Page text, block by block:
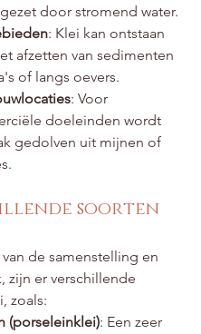
door stromend water.
: Klei kan ontstaan
afzetten van sedimenten
of langs oevers.
: Voor
doeleinden wordt
gedolven uit mijnen of
soorten
de samenstelling en
zijn er verschillende
zoals:
(porseleinklei): Een zeer